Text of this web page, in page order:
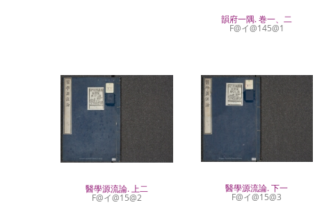
韻府一隅. 巻一、二
F@イ@145@1
醫學源流論. 上二
F@イ@15@2
醫學源流論. 下一
F@イ@15@3